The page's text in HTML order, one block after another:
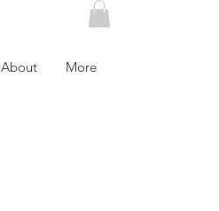
About More